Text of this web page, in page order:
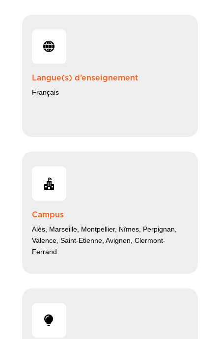
Langue(s) d’enseignement
Français
Campus
Alès, Marseille, Montpellier, Nîmes, Perpignan,
Valence, Saint-Etienne, Avignon, Clermont-
Ferrand